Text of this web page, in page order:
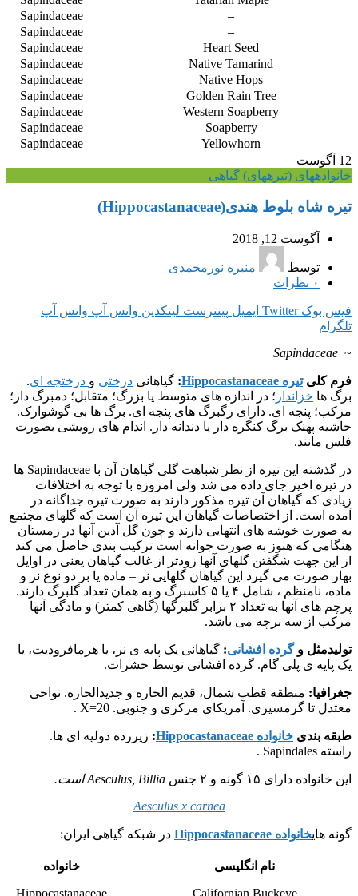
–
Sapindaceae
–
Sapindaceae
Heart Seed
Sapindaceae
Native Tamarind
Sapindaceae
Native Hops
Sapindaceae
Golden Rain Tree
Sapindaceae
Western Soapberry
Sapindaceae
Soapberry
Sapindaceae
Yellowhorn
Sapindaceae
12 آگوست
خانواده‎های (تیره‎های) گیاهی
تیره شاه بلوط هندی(Hippocastanaceae)
آگوست 12, 2018
توسط
منیره نورمحمدی
۰ نظرات
فیس بوک Twitter ایمیل پینترست لینکدین واتس آپ واتس آپ
تلگرام
~
Sapindaceae
فرم کلیتیره Hippocastanaceae : گیاهانی درختی و درختچه ای.
برگ ها خزاندار ؛ در اندازه های متوسط یا بزرگ؛ متقابل؛ دمبرگ دار؛
مرکب؛ پنجه ای. دارای رگبرگ های پنجه ای. برگ ها بی گوشوارک.
حاشیه پهنک برگ کنگره دار یا دندانه دار. اندام های رویشی بصورت
فلس مانند.
در گذشته این تیره از نظر شباهت گلی گیاهان آن با Sapindaceae ها
در تیره اخیر جای داده می شد ولی امروزه با توجه به اختلافات
زیادی که گیاهان آن تیره مذکور دارند به صورت تیره جداگانه در
آمده است. از اختصاصات گیاهان این تیره آن است که گلهای مجتمع
به صورت خوشه های انتهایی دارند و چون گل آذین آنها در زمستان
هنگامی که هنوز به صورت جوانه است ترکیب بندی حاصل می کند
از این جهت شگفتن گلهای آنها زودتر از غالب گیاهان یعنی در اوایل
بهار صورت می گیرد این گیاهان گلهایی نر – ماده یا بر دو نوع نر و
ماده، نامنظم ، شامل ۴ یا ۵ کاسبرگ و به همان تعداد گلبرگ دارند.
پرچم های آنها به تعداد ۲ برابر گلبرگها (گاهی کمتر) و مادگی آنها
مرکب از سه برچه می باشد.
تولیدمثل وگرده افشانی: گیاهانی یک پایه ی نر، یا هرمافرودیت، یا
یک پایه ی پلی گام. گرده افشانی توسط حشرات.
جغرافیا: منطقه قطب شمال، قدیم الحاره و جدیدالحاره. نواحی
معتدل تا گرمسیری. آمریکای مرکزی و جنوبی. X=20 .
طبقه بندی خانواده Hippocastanaceae : زیررده دولپه ای ها.
راسته Sapindales .
این خانواده دارای ۱۵ گونه و ۲ جنس
Aesculus, Billia است.
Aesculus x carnea
گونه هایخانواده Hippocastanaceae در شبکه گیاهی ایران:
نام انگلیسی خانواده
Californian Buckeye
Hippocastanaceae